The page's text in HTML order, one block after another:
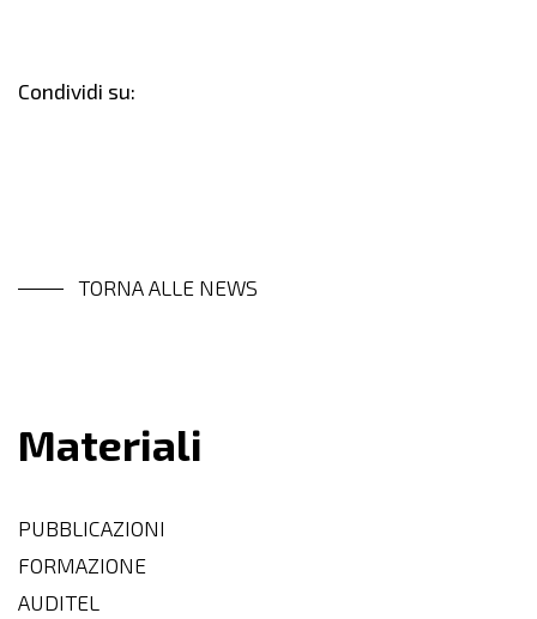
Condividi su:
TORNA ALLE NEWS
Materiali
PUBBLICAZIONI
FORMAZIONE
AUDITEL